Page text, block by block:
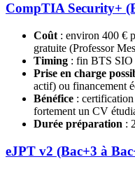
CompTIA Security+
Coût : environ 400 €
gratuite (Professor
Timing : fin BTS SIO
Prise en charge
actif) ou financement
Bénéfice : certification
fortement un CV
Durée préparation :
eJPT v2 (Bac+3 à